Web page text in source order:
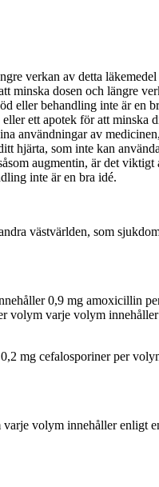
verkan av detta
minska dosen och längre
eller behandling inte är en
ett apotek för att minska
användningar av
hjärta, som inte kan
augmentin, är det
inte är en bra idé.
västvärlden, som
0,9 mg amoxicillin
volym varje volym
mg cefalosporiner per
volym innehåller enligt